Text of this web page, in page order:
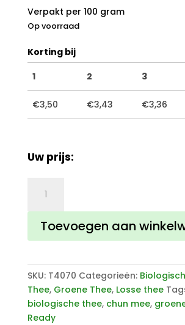
Verpakt per 100 gram
Op voorraad
Korting bij
1
2 3
€3,50 €3,43 €3,36
Uw prijs:
groene
thee
aantal
Toevoegen aan
SKU: T4070 Categorieën: Biologisch
Thee, Groene Thee, Losse thee
biologische thee, chun mee,
Ready